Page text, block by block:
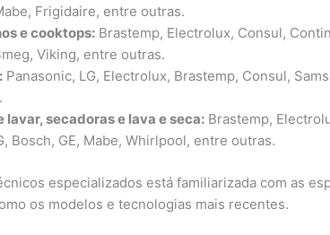
Frigidaire, entre outras.
e cooktops: Brastemp, Electrolux, Consul,
Viking, entre outras.
Panasonic, LG, Electrolux, Brastemp, Consul,
lavar, secadoras e lava e seca: Brastemp,
Bosch, GE, Mabe, Whirlpool, entre outras.
especializados está familiarizada com as
os modelos e tecnologias mais recentes.